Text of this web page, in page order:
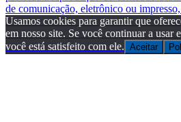
de comunicação, eletrônico ou
Usamos cookies para garantir que
em nosso site. Se você continuar a usar
você está satisfeito com ele. Aceitar